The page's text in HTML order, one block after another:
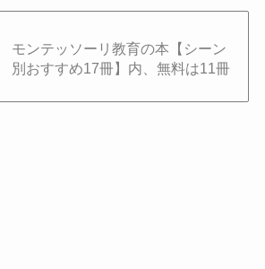
モンテッソーリ教育の本【シーン
別おすすめ17冊】内、無料は11冊